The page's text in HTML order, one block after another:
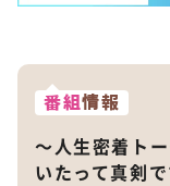
番組情報
～人生密着ト
いたって真剣